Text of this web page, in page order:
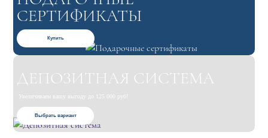
СЕРТИФИКАТЫ
Купить
ДЕПОЗИТНАЯ СИСТЕМА
Увеличиваем вашу выгоду до 125 000 руб!
Выбрать вариант